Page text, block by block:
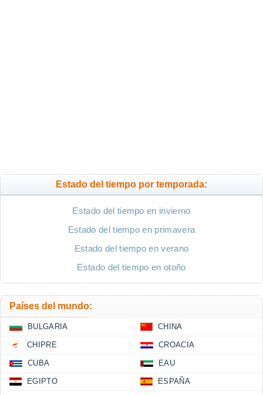
Estado del tiempo por temporada:
Estado del tiempo en invierno
Estado del tiempo en primavera
Estado del tiempo en verano
Estado del tiempo en otoño
Países del mundo:
BULGARIA CHINA
CHIPRE CROACIA
CUBA EAU
EGIPTO ESPAÑA